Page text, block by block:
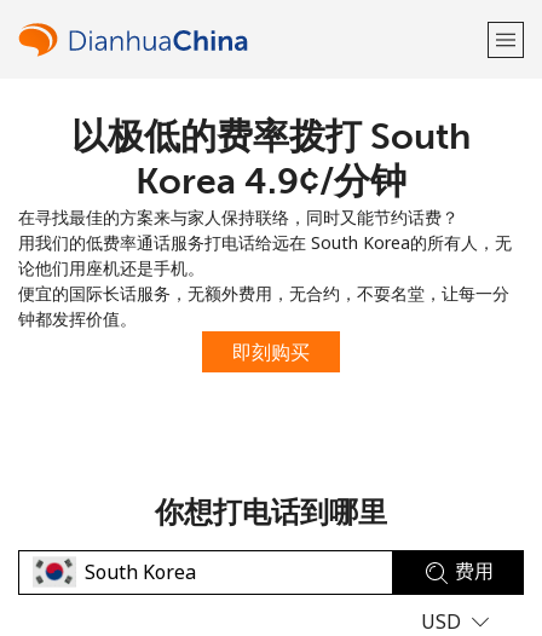
欢迎！
请登录 →
以极低的费率拨打 South
Korea ⁦4.9¢⁩/分钟
在寻找最佳的方案来与家人保持联络，同时又能节约话费？
用我们的低费率通话服务打电话给远在 South Korea的所有人，无
论他们用座机还是手机。
便宜的国际长话服务，无额外费用，无合约，不耍名堂，让每一分
钟都发挥价值。
即刻购买
你想打电话到哪里
费用
USD